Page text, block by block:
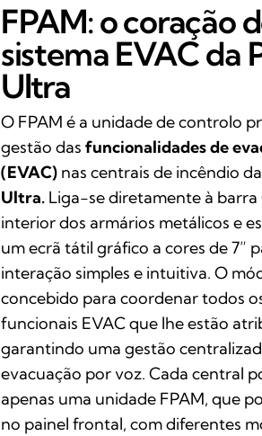
FPAM: o coração
sistema EVAC da
Ultra
O FPAM é a unidade de controlo
gestão das funcionalidades de
(EVAC)nas centrais de incêndio
Ultra.Liga-se diretamente à barra
interior dos armários metálicos e
um ecrã tátil gráfico a cores de 7”
interação simples e intuitiva. O
concebido para coordenar todos
funcionais EVAC que lhe estão
garantindo uma gestão
evacuação por voz. Cada central
apenas uma unidade FPAM, que
no painel frontal, com diferentes